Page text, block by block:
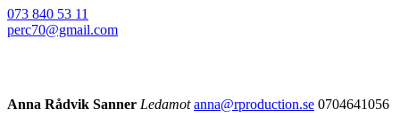
073 840 53 11
perc70@gmail.com
Anna Rådvik Sanner Ledamot anna@rproduction.se 0704641056